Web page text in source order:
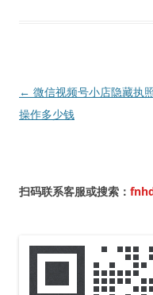
文
章
← 微信视频号小店隐藏执
操作多少钱
扫码联系客服或搜索：